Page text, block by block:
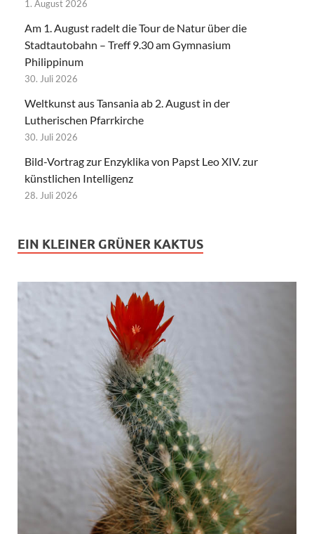
1. August 2026
Am 1. August radelt die Tour de Natur über die
Stadtautobahn – Treff 9.30 am Gymnasium
Philippinum
30. Juli 2026
Weltkunst aus Tansania ab 2. August in der
Lutherischen Pfarrkirche
30. Juli 2026
Bild-Vortrag zur Enzyklika von Papst Leo XIV. zur
künstlichen Intelligenz
28. Juli 2026
EIN KLEINER GRÜNER KAKTUS